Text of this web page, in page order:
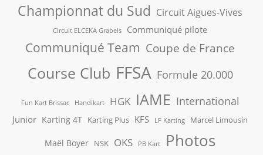
Championnat du Sud Circuit Aigues-Vives
Circuit ELCEKA Grabels Communiqué pilote
Communiqué Team Coupe de France
Course Club FFSA Formule 20.000
Fun Kart Brissac Handikart HGK IAME International
Junior Karting 4T Karting Plus KFS LF Karting Marcel Limousin
Maël Boyer NSK OKS PB Kart Photos